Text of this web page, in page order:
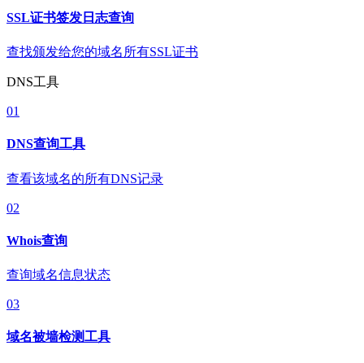
SSL证书签发日志查询
查找颁发给您的域名所有SSL证书
DNS工具
01
DNS查询工具
查看该域名的所有DNS记录
02
Whois查询
查询域名信息状态
03
域名被墙检测工具